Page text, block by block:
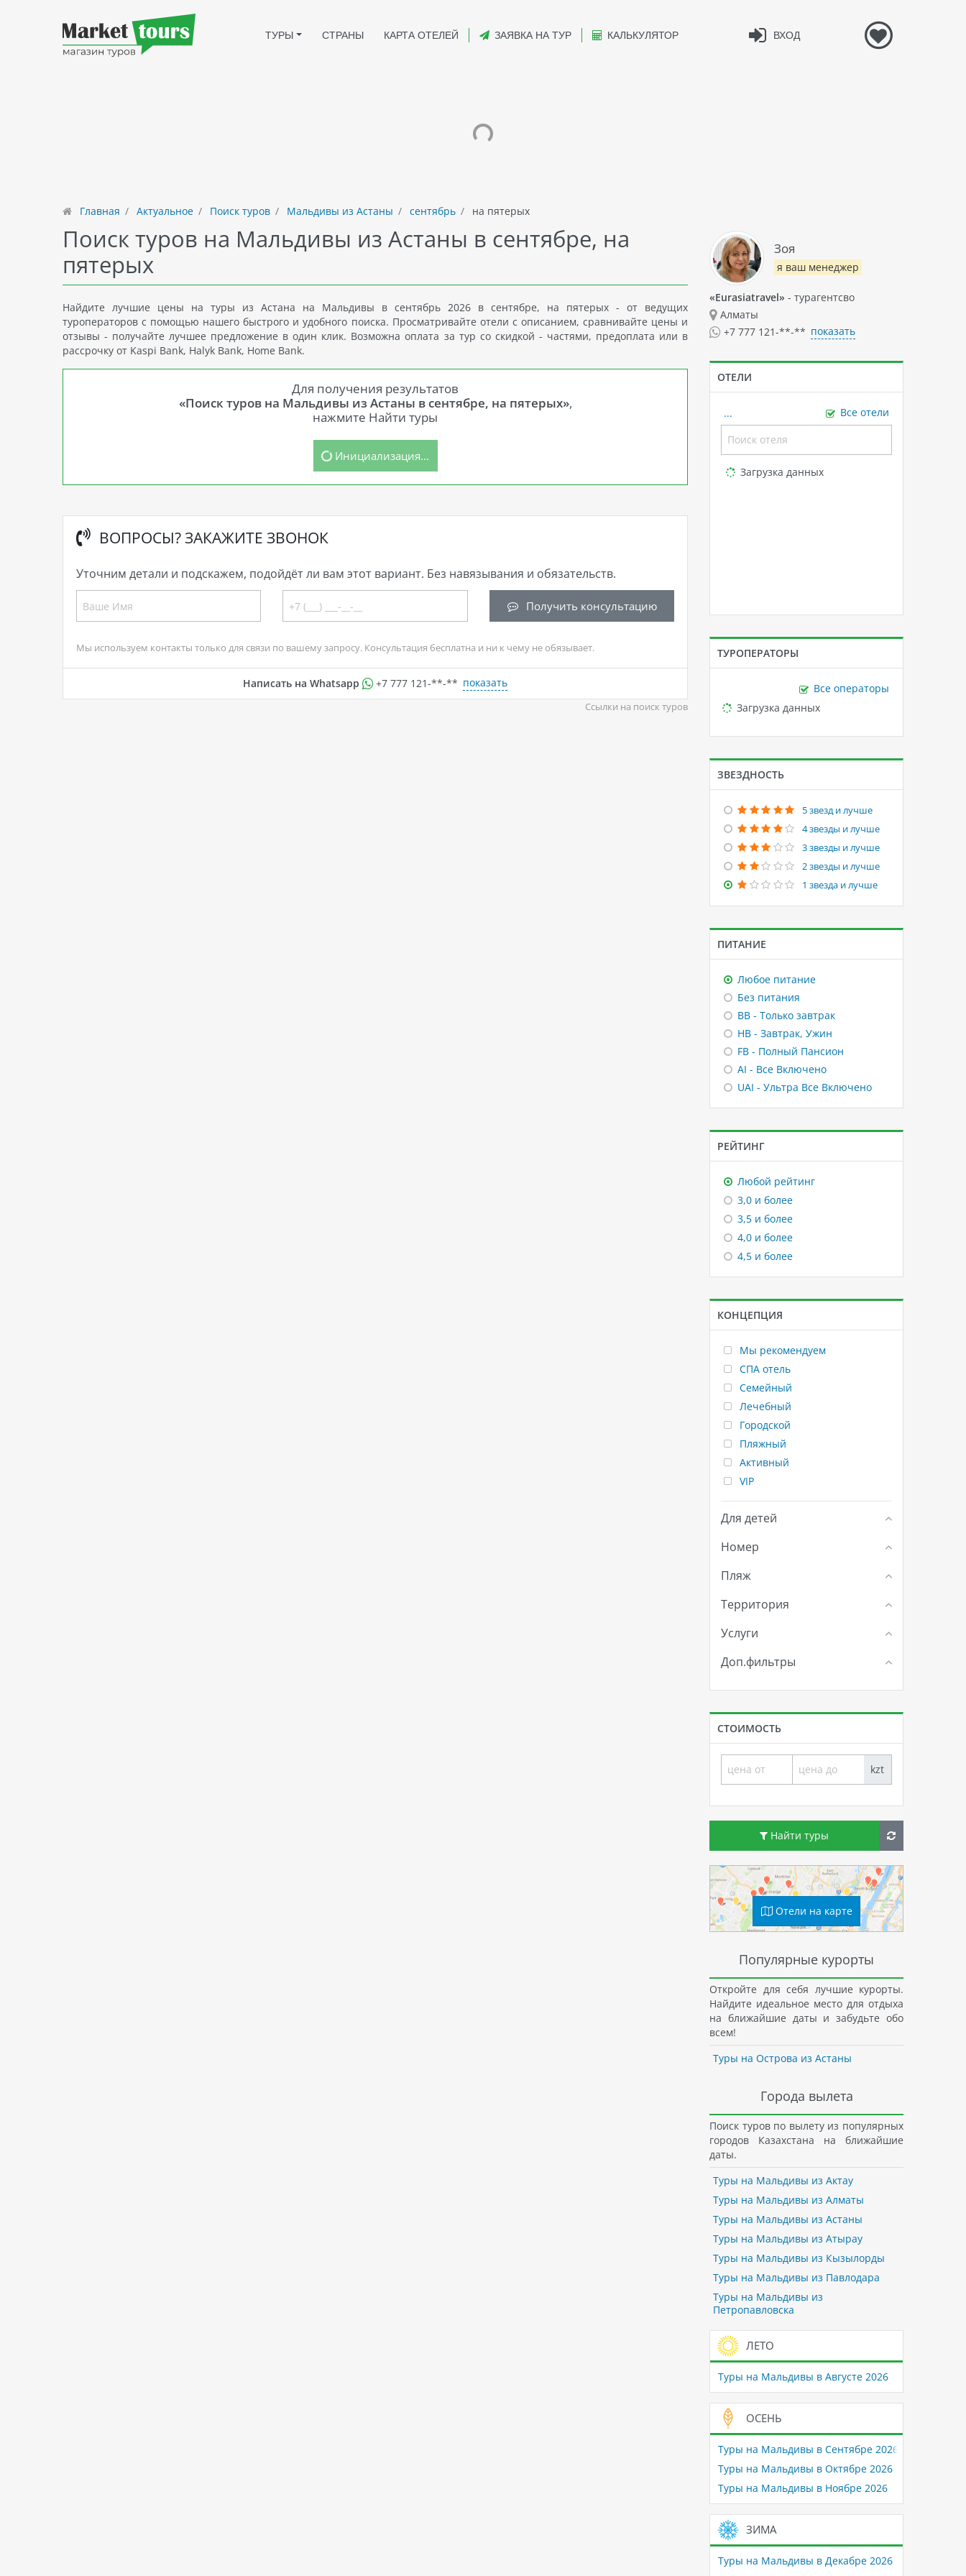
ВХОД
ТУРЫ СТРАНЫ КАРТА ОТЕЛЕЙ ЗАЯВКА НА ТУР КАЛЬКУЛЯТОР
Главная Актуальное Поиск туров Мальдивы из Астаны сентябрь на пятерых
Поиск туров на Мальдивы из Астаны в сентябре, на
пятерых
Найдите лучшие цены на туры из Астана на Мальдивы в сентябрь 2026 в сентябре, на пятерых - от ведущих
туроператоров с помощью нашего быстрого и удобного поиска. Просматривайте отели с описанием, сравнивайте цены и
отзывы - получайте лучшее предложение в один клик. Возможна оплата за тур со скидкой - частями, предоплата или в
рассрочку от Kaspi Bank, Halyk Bank, Home Bank.
Для получения результатов
«Поиск туров на Мальдивы из Астаны в сентябре, на пятерых»,
нажмите Найти туры
Инициализация...
ВОПРОСЫ? ЗАКАЖИТЕ ЗВОНОК
Уточним детали и подскажем, подойдёт ли вам этот вариант. Без навязывания и обязательств.
Получить консультацию
Мы используем контакты только для связи по вашему запросу. Консультация бесплатна и ни к чему не обязывает.
Написать на Whatsapp +7 777 121-**-** показать
Ссылки на поиск туров
Зоя
я ваш менеджер
«Eurasiatravel» - турагентсво
Алматы
+7 777 121-**-** показать
ОТЕЛИ
... Все отели
Loading...
Загрузка данных
ТУРОПЕРАТОРЫ
Все операторы
Loading...
Загрузка данных
ЗВЕЗДНОСТЬ
5 звезд и лучше
4 звезды и лучше
3 звезды и лучше
2 звезды и лучше
1 звезда и лучше
ПИТАНИЕ
Любое питание
Без питания
BB - Только завтрак
HB - Завтрак, Ужин
FB - Полный Пансион
AI - Все Включено
UAI - Ультра Все Включено
РЕЙТИНГ
Любой рейтинг
3,0 и более
3,5 и более
4,0 и более
4,5 и более
КОНЦЕПЦИЯ
Мы рекомендуем
СПА отель
Семейный
Лечебный
Городской
Пляжный
Активный
VIP
Для детей
Номер
Пляж
Территория
Услуги
Доп.фильтры
СТОИМОСТЬ
kzt
Найти туры
Отели на карте
Популярные курорты
Откройте для себя лучшие курорты.
Найдите идеальное место для отдыха
на ближайшие даты и забудьте обо
всем!
Туры на Острова из Астаны
Города вылета
Поиск туров по вылету из популярных
городов Казахстана на ближайшие
даты.
Туры на Мальдивы из Актау
Туры на Мальдивы из Алматы
Туры на Мальдивы из Астаны
Туры на Мальдивы из Атырау
Туры на Мальдивы из Кызылорды
Туры на Мальдивы из Павлодара
Туры на Мальдивы из
Петропавловска
ЛЕТО
Туры на Мальдивы в Августе 2026
ОСЕНЬ
Туры на Мальдивы в Сентябре 2026
Туры на Мальдивы в Октябре 2026
Туры на Мальдивы в Ноябре 2026
ЗИМА
Туры на Мальдивы в Декабре 2026